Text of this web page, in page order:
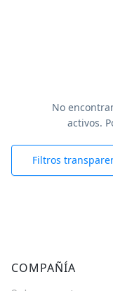
No
activos.
Filtros
COMPAÑÍA